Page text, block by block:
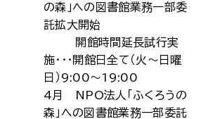
の森」への図書館業務一部委
託拡大開始
開館時間延長試行実
施･･･開館日全て（火～日曜
日）9:00～19:00
4月 NPO法人「ふくろうの
森」への図書館業務一部委託